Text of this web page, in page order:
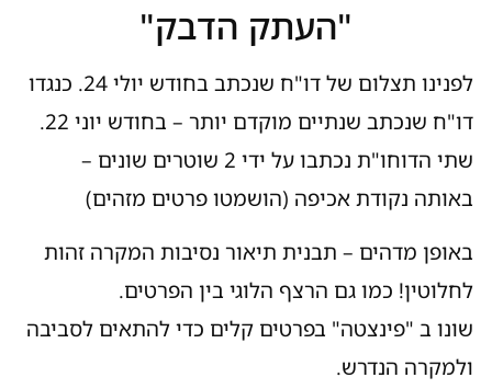
"העתק הדבק"
לפנינו תצלום של דו"ח שנכתב בחודש יולי 24. כנגדו
דו"ח שנכתב שנתיים מוקדם יותר – בחודש יוני 22.
שתי הדוחו"ת נכתבו על ידי 2 שוטרים שונים –
באותה נקודת אכיפה (הושמטו פרטים מזהים)
באופן מדהים – תבנית תיאור נסיבות המקרה זהות
לחלוטין! כמו גם הרצף הלוגי בין הפרטים.
שונו ב "פינצטה" בפרטים קלים כדי להתאים לסביבה
ולמקרה הנדרש.